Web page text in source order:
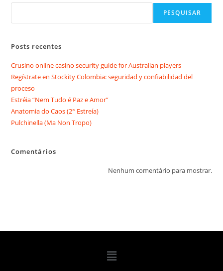
PESQUISAR
Posts recentes
Crusino online casino security guide for Australian players
Regístrate en Stockity Colombia: seguridad y confiabilidad del
proceso
Estréia “Nem Tudo é Paz e Amor”
Anatomia do Caos (2° Estreía)
Pulchinella (Ma Non Tropo)
Comentários
Nenhum comentário para mostrar.